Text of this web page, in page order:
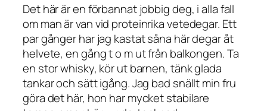
Det här är en förbannat jobbig deg, i alla fall
om man är van vid proteinrika vetedegar. Ett
par gånger har jag kastat såna här degar åt
helvete, en gång t o m ut från balkongen. Ta
en stor whisky, kör ut barnen, tänk glada
tankar och sätt igång. Jag bad snällt min fru
göra det här, hon har mycket stabilare